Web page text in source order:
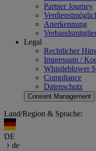
Partner Journey
Anerkennung
Legal
Rechtlicher
Impressum /
Whistleblower
Compliance
Datenschutz
Consent Management
Land/Region & Sprache:
DE
de